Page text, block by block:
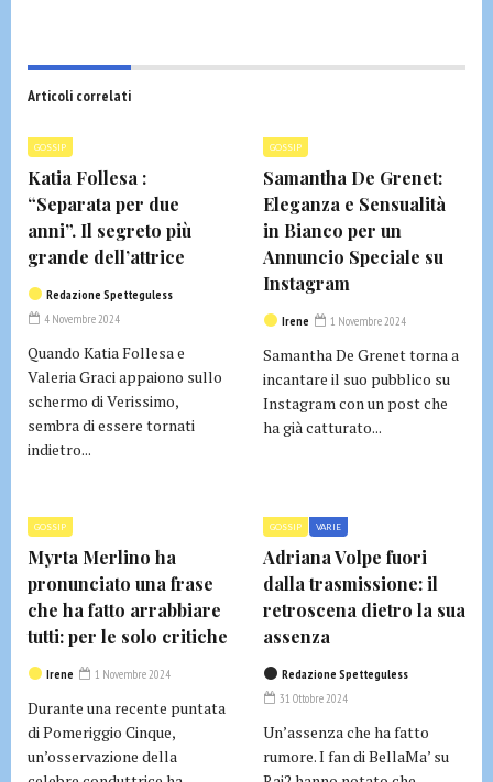
Articoli correlati
GOSSIP
Katia Follesa :
“Separata per due
anni”. Il segreto più
grande dell’attrice
Redazione Spetteguless
4 Novembre 2024
Quando Katia Follesa e
Valeria Graci appaiono sullo
schermo di Verissimo,
sembra di essere tornati
indietro...
GOSSIP
Samantha De Grenet:
Eleganza e Sensualità
in Bianco per un
Annuncio Speciale su
Instagram
Irene 1 Novembre 2024
Samantha De Grenet torna a
incantare il suo pubblico su
Instagram con un post che
ha già catturato...
GOSSIP
Myrta Merlino ha
pronunciato una frase
che ha fatto arrabbiare
tutti: per le solo critiche
Irene 1 Novembre 2024
Durante una recente puntata
di Pomeriggio Cinque,
un’osservazione della
GOSSIP VARIE
Adriana Volpe fuori
dalla trasmissione: il
retroscena dietro la sua
assenza
Redazione Spetteguless
31 Ottobre 2024
Un’assenza che ha fatto
rumore. I fan di BellaMa’ su